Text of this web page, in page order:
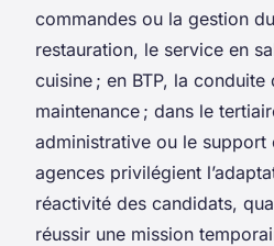
commandes ou la gestion
restauration, le service en
cuisine ; en BTP, la
maintenance ; dans le
administrative ou le support
agences privilégient
réactivité des candidats,
réussir une mission